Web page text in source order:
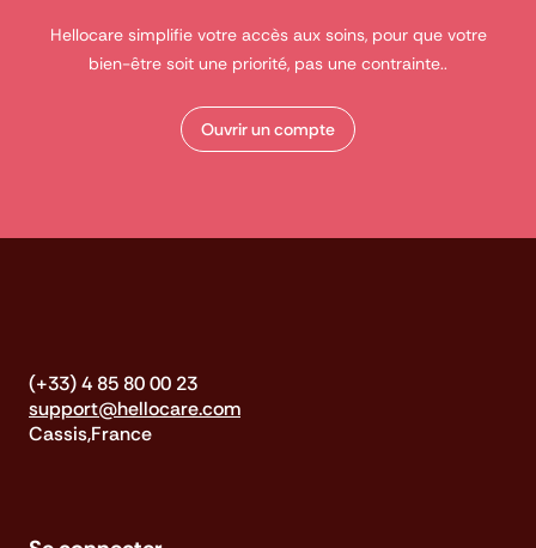
Hellocare simplifie votre accès aux soins, pour que votre
bien-être soit une priorité, pas une contrainte..
Ouvrir un compte
(+33) 4 85 80 00 23
support@hellocare.com
Cassis,France